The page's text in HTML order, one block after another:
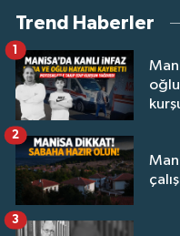
Trend Haberler
1
2
3